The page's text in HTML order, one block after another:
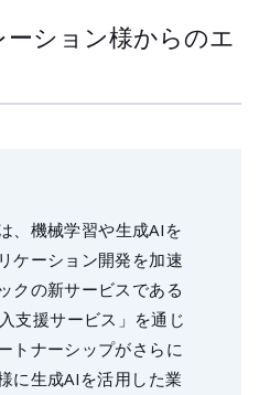
ション様からのエ
、機械学習や生成AIを
ケーション開発を加速
クの新サービスである
支援サービス」を通じ
トナーシップがさらに
に生成AIを活用した業